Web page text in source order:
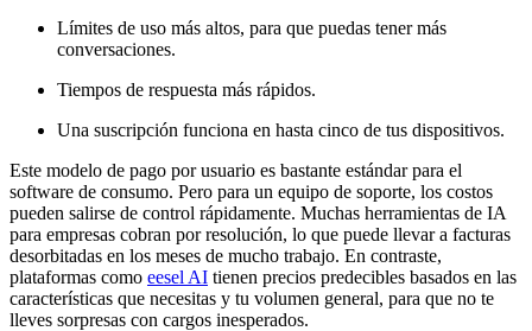
Límites de uso más altos, para que puedas tener más
conversaciones.
Tiempos de respuesta más rápidos.
Una suscripción funciona en hasta cinco de tus dispositivos.
Este modelo de pago por usuario es bastante estándar para el
software de consumo. Pero para un equipo de soporte, los costos
pueden salirse de control rápidamente. Muchas herramientas de IA
para empresas cobran por resolución, lo que puede llevar a facturas
desorbitadas en los meses de mucho trabajo. En contraste,
plataformas como eesel AI tienen precios predecibles basados en las
características que necesitas y tu volumen general, para que no te
lleves sorpresas con cargos inesperados.